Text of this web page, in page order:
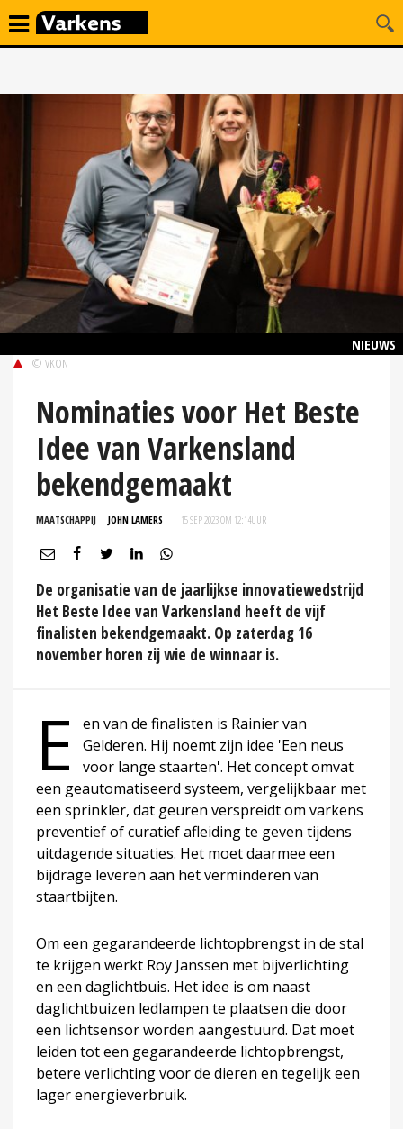
NIEUWS
© VKON
Nominaties voor Het Beste
Idee van Varkensland
bekendgemaakt
MAATSCHAPPIJ JOHN LAMERS 15 SEP 2023 OM 12:14UUR
De organisatie van de jaarlijkse innovatiewedstrijd
Het Beste Idee van Varkensland heeft de vijf
finalisten bekendgemaakt. Op zaterdag 16
november horen zij wie de winnaar is.
E
en van de finalisten is Rainier van
Gelderen. Hij noemt zijn idee 'Een neus
voor lange staarten'. Het concept omvat
een geautomatiseerd systeem, vergelijkbaar met
een sprinkler, dat geuren verspreidt om varkens
preventief of curatief afleiding te geven tijdens
uitdagende situaties. Het moet daarmee een
bijdrage leveren aan het verminderen van
staartbijten.
Om een gegarandeerde lichtopbrengst in de stal
te krijgen werkt Roy Janssen met bijverlichting
en een daglichtbuis. Het idee is om naast
daglichtbuizen ledlampen te plaatsen die door
een lichtsensor worden aangestuurd. Dat moet
leiden tot een gegarandeerde lichtopbrengst,
betere verlichting voor de dieren en tegelijk een
lager energieverbruik.